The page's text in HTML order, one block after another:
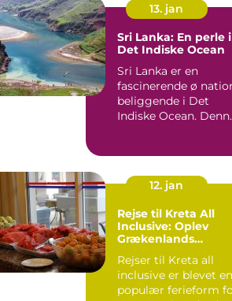
13. jan
Sri Lanka: En perle i
Det Indiske Ocean
Sri Lanka er en
fascinerende ø
beliggende i Det
Indiske Ocean.
12. jan
Rejse til Kreta All
Inclusive: Oplev
Grækenlands
Rejser til Kreta all
inclusive er blevet en
populær ferieform